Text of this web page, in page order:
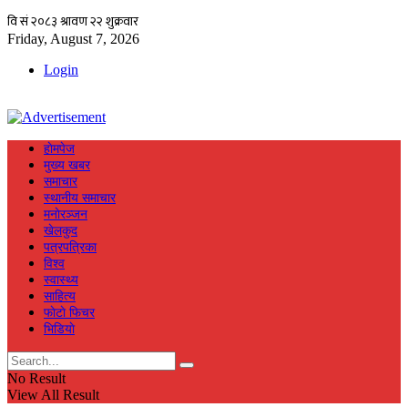
Friday, August 7, 2026
Login
हाेमपेज
मुख्य खबर
समाचार
स्थानीय समाचार
मनाेरञ्जन
खेलकुद
पत्रपत्रिका
विश्व
स्वास्थ्य
साहित्य
फाेटाे फिचर
भिडियाे
No Result
View All Result